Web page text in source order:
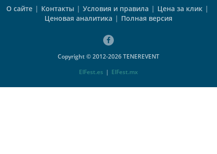
О сайте | Контакты | Условия и правила | Цена за клик |
Ценовая аналитика | Полная версия
Copyright © 2012-2026 TENEREVENT
ElFest.es | ElFest.mx